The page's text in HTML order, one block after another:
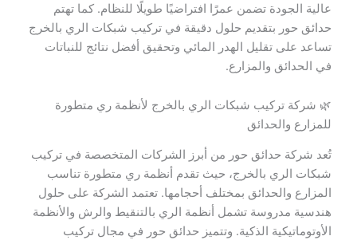
عالية الجودة تضمن عمرًا افتراضيًا طويلًا للنظام. كما تهتم
حدائق حور بتقديم حلول دقيقة في تركيب شبكات الري بالخرج
تساعد على تقليل الهدر المائي وتحقيق أفضل نتائج للنباتات
في الحدائق والمزارع.
🌿 شركة تركيب شبكات الري بالخرج لأنظمة ري متطورة
للمزارع والحدائق
تُعد شركة حدائق حور من أبرز الشركات المتخصصة في تركيب
شبكات الري بالخرج، حيث تقدم أنظمة ري متطورة تناسب
المزارع والحدائق بمختلف أحجامها. تعتمد الشركة على حلول
هندسية مدروسة تشمل أنظمة الري بالتنقيط والرش والأنظمة
الأوتوماتيكية الذكية. وتتميز حدائق حور في مجال تركيب